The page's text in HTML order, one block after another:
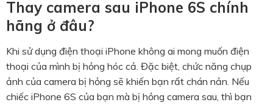
Thay camera sau iPhone 6S chính
hãng ở đâu?
Khi sử dụng điện thoại iPhone không ai mong muốn điện
thoại của mình bị hỏng hóc cả. Đặc biệt, chức năng chụp
ảnh của camera bị hỏng sẽ khiến bạn rất chán nản. Nếu
chiếc iPhone 6S của bạn mà bị hỏng camera sau, thì bạn